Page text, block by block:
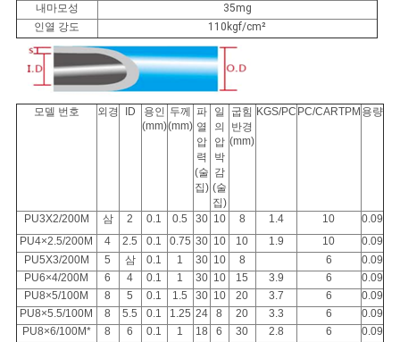
내마모성
35mg
인열 강도
110kgf/cm²
모델 번호 외경 ID
용인
(mm)
두께
(mm)
파
열
압
력
(술
집)
일
의
압
박
감
(술
집)
굽힘
반경
(mm)
KGS/PC PC/CARTPM 용량
PU3X2/200M 삼 2 0.1 0.5 30 10 8 1.4 10
0.09
PU4×2.5/200M
4 2.5 0.1 0.75 30 10 10 1.9 10
0.09
PU5X3/200M
5 삼 0.1 1 30 10 8 6
0.09
PU6×4/200M
6 4 0.1 1 30 10 15 3.9 6
0.09
PU8×5/100M
8 5 0.1 1.5 30 10 20 3.7 6
0.09
PU8×5.5/100M
8 5.5 0.1 1.25 24 8 20 3.3 6
0.09
PU8×6/100M*
8 6 0.1 1 18 6 30 2.8 6
0.09